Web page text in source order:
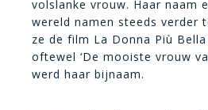
volslanke vrouw. Haar naam
wereld namen steeds verder
ze de film La Donna Più
oftewel ‘De mooiste vrouw
werd haar bijnaam.